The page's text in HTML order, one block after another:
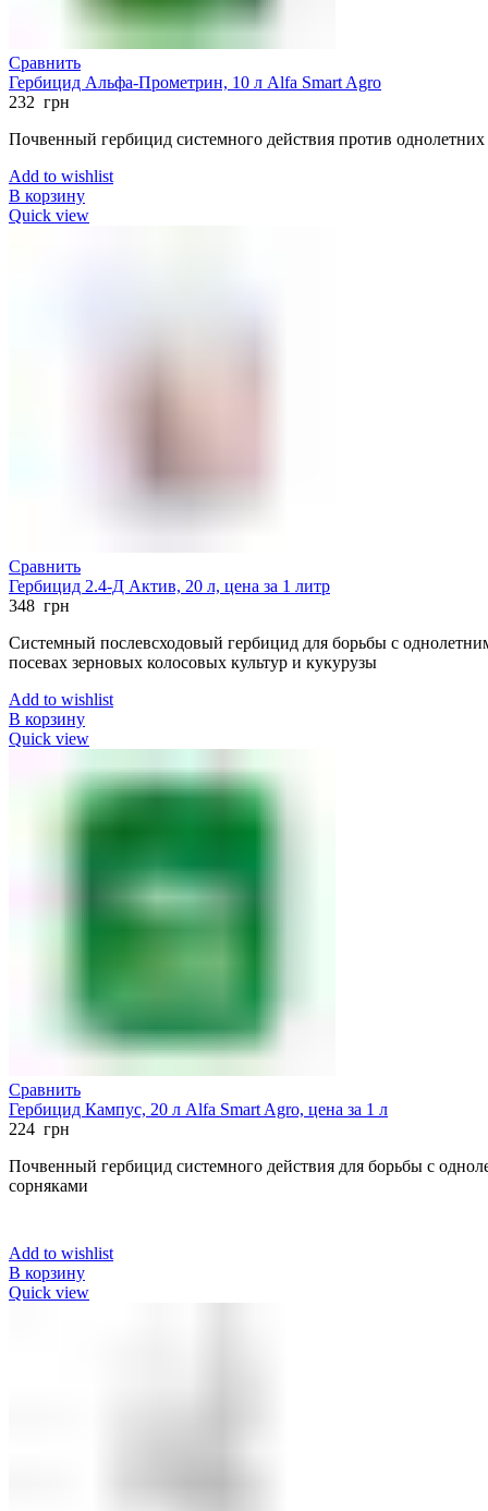
Сравнить
Гербицид Альфа-Прометрин, 10 л Alfa Smart Agro
232 грн
Почвенный гербицид системного действия против
Add to wishlist
В корзину
Quick view
Сравнить
Гербицид 2.4-Д Актив, 20 л, цена за 1 литр
348 грн
Системный послевсходовый гербицид для борьбы с
посевах зерновых колосовых культур и кукурузы
Add to wishlist
В корзину
Quick view
Сравнить
Гербицид Кампус, 20 л Alfa Smart Agro, цена за 1 л
224 грн
Почвенный гербицид системного действия для борьбы с
сорняками
Add to wishlist
В корзину
Quick view